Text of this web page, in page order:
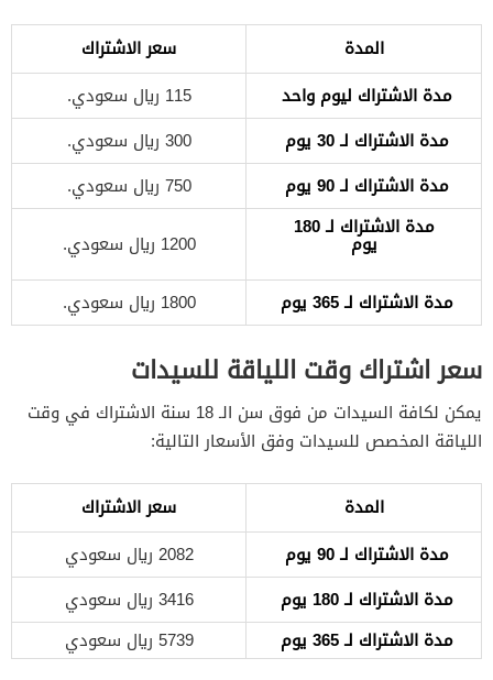
المدة
سعر الاشتراك
مدة الاشتراك ليوم واحد
115 ريال سعودي.
مدة الاشتراك لـ 30 يوم
300 ريال سعودي.
مدة الاشتراك لـ 90 يوم
750 ريال سعودي.
مدة الاشتراك لـ 180
يوم
1200 ريال سعودي.
مدة الاشتراك لـ 365 يوم
1800 ريال سعودي.
سعر اشتراك وقت اللياقة للسيدات
يمكن لكافة السيدات من فوق سن الـ 18 سنة الاشتراك في وقت
اللياقة المخصص للسيدات وفق الأسعار التالية:
المدة
سعر الاشتراك
مدة الاشتراك لـ 90 يوم
2082 ريال سعودي
مدة الاشتراك لـ 180 يوم
3416 ريال سعودي
مدة الاشتراك لـ 365 يوم
5739 ريال سعودي